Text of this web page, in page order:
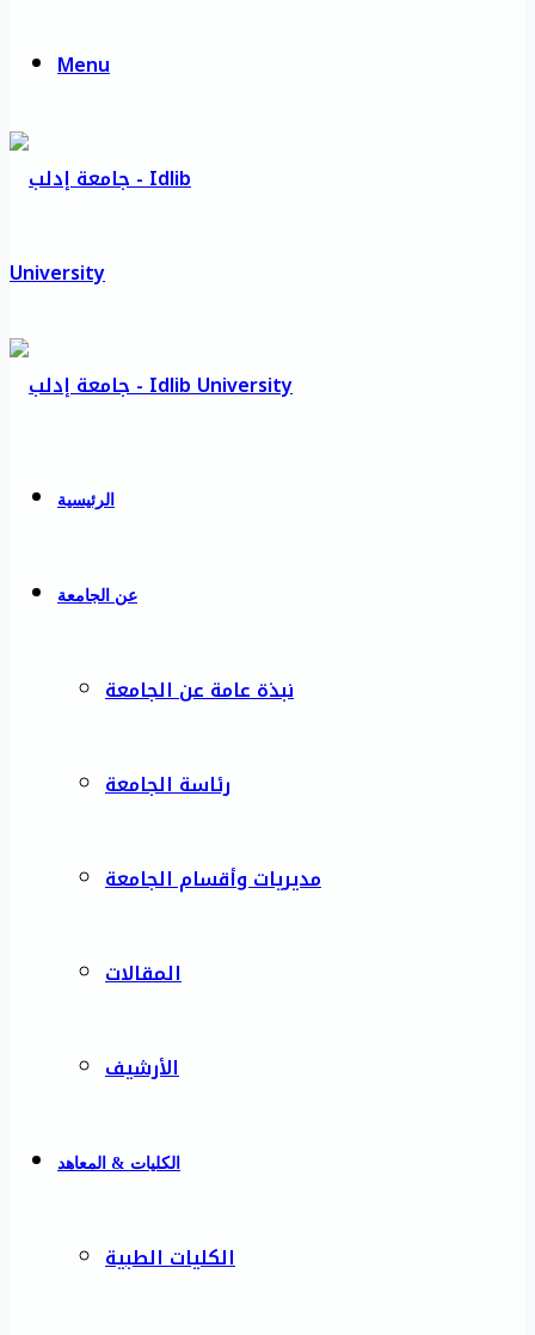
Menu
الرئيسية
عن الجامعة
نبذة عامة عن الجامعة
رئاسة الجامعة
مديريات وأقسام الجامعة
المقالات
الأرشيف
الكليات & المعاهد
الكليات الطبية